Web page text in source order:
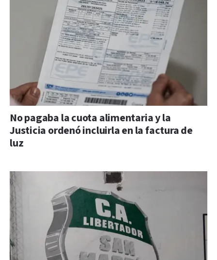
No pagaba la cuota alimentaria y la
Justicia ordenó incluirla en la factura de
luz